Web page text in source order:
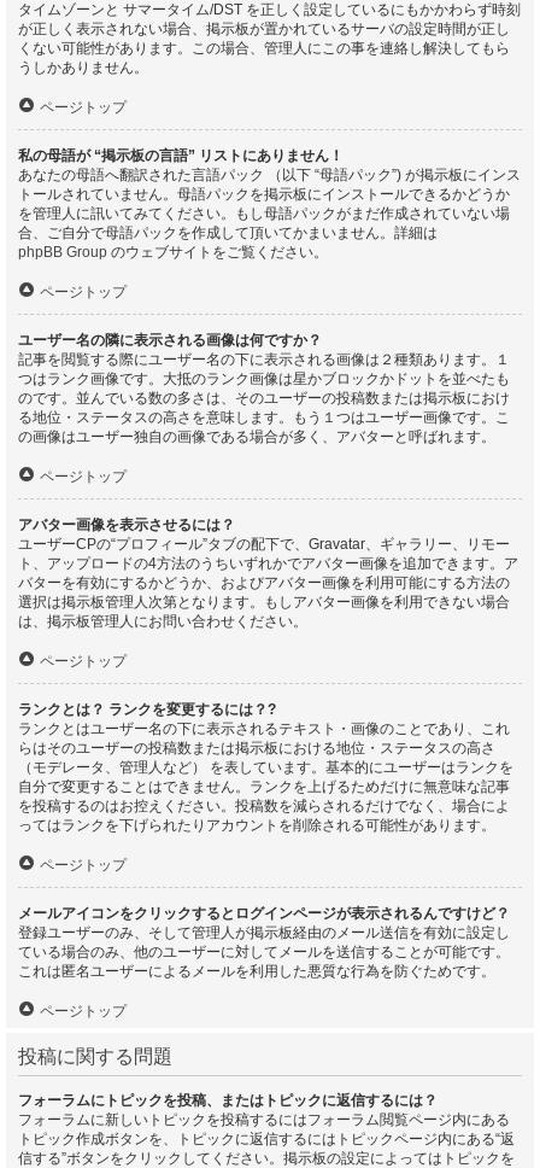
タイムゾーンと サマータイム/DST を正しく設定しているにもかかわらず時刻
が正しく表示されない場合、掲示板が置かれているサーバの設定時間が正し
くない可能性があります。この場合、管理人にこの事を連絡し解決してもら
うしかありません。
ページトップ
私の母語が “掲示板の言語” リストにありません！
あなたの母語へ翻訳された言語パック （以下 “母語パック”) が掲示板にインス
トールされていません。母語パックを掲示板にインストールできるかどうか
を管理人に訊いてみてください。もし母語パックがまだ作成されていない場
合、ご自分で母語パックを作成して頂いてかまいません。詳細は
phpBB Group のウェブサイトをご覧ください。
ページトップ
ユーザー名の隣に表示される画像は何ですか？
記事を閲覧する際にユーザー名の下に表示される画像は２種類あります。１
つはランク画像です。大抵のランク画像は星かブロックかドットを並べたも
のです。並んでいる数の多さは、そのユーザーの投稿数または掲示板におけ
る地位・ステータスの高さを意味します。もう１つはユーザー画像です。こ
の画像はユーザー独自の画像である場合が多く、アバターと呼ばれます。
ページトップ
アバター画像を表示させるには？
ユーザーCPの“プロフィール”タブの配下で、Gravatar、ギャラリー、リモー
ト、アップロードの4方法のうちいずれかでアバター画像を追加できます。ア
バターを有効にするかどうか、およびアバター画像を利用可能にする方法の
選択は掲示板管理人次第となります。もしアバター画像を利用できない場合
は、掲示板管理人にお問い合わせください。
ページトップ
ランクとは？ ランクを変更するには？?
ランクとはユーザー名の下に表示されるテキスト・画像のことであり、これ
らはそのユーザーの投稿数または掲示板における地位・ステータスの高さ
（モデレータ、管理人など） を表しています。基本的にユーザーはランクを
自分で変更することはできません。ランクを上げるためだけに無意味な記事
を投稿するのはお控えください。投稿数を減らされるだけでなく、場合によ
ってはランクを下げられたりアカウントを削除される可能性があります。
ページトップ
メールアイコンをクリックするとログインページが表示されるんですけど？
登録ユーザーのみ、そして管理人が掲示板経由のメール送信を有効に設定し
ている場合のみ、他のユーザーに対してメールを送信することが可能です。
これは匿名ユーザーによるメールを利用した悪質な行為を防ぐためです。
ページトップ
投稿に関する問題
フォーラムにトピックを投稿、またはトピックに返信するには？
フォーラムに新しいトピックを投稿するにはフォーラム閲覧ページ内にある
トピック作成ボタンを、トピックに返信するにはトピックページ内にある“返
信する”ボタンをクリックしてください。掲示板の設定によってはトピックを